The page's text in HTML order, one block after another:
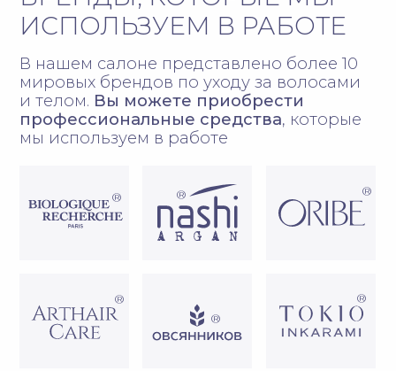
процедуру в удобное для вас время
Если вы не знаете, что вам нужно, мы
поможем подобрать подходящее решение
ШАГ К ПРЕОБРАЖЕНИЮ
ЗАПИСАТЬСЯ ОНЛАЙН
ПОЛУЧИТЬ КОНСУЛЬТАЦИЮ